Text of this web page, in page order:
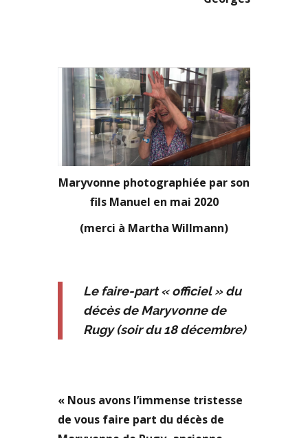
Maryvonne photographiée par son
fils Manuel en mai 2020
(merci à Martha Willmann)
Le faire-part « officiel » du
décès de Maryvonne de
Rugy (soir du 18 décembre)
« Nous avons l’immense tristesse
de vous faire part du décès de